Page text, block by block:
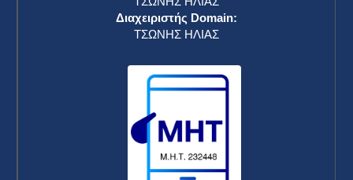
Διαχειριστής Domain:
ΤΣΩΝΗΣ ΗΛΙΑΣ